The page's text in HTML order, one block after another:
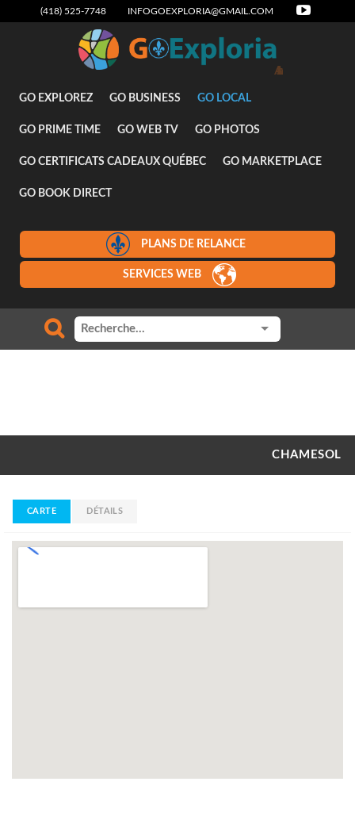
(418) 525-7748 INFOGOEXPLORIA@GMAIL.COM
Attraits
GO EXPLOREZ GO BUSINESS GO LOCAL
GO PRIME TIME GO WEB TV GO PHOTOS
GO CERTIFICATS CADEAUX QUÉBEC GO MARKETPLACE
GO BOOK DIRECT
PLANS DE RELANCE
SERVICES WEB
CHAMESOL
CARTE DÉTAILS